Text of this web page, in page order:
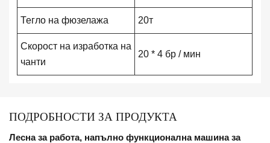
Тегло на фюзелажа 20т
Скорост на изработка на
чанти
20 * 4 бр / мин
ПОДРОБНОСТИ ЗА ПРОДУКТА
Лесна за работа, напълно функционална машина за